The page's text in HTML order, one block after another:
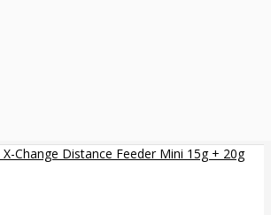
X-Change Distance Feeder Mini 15g + 20g